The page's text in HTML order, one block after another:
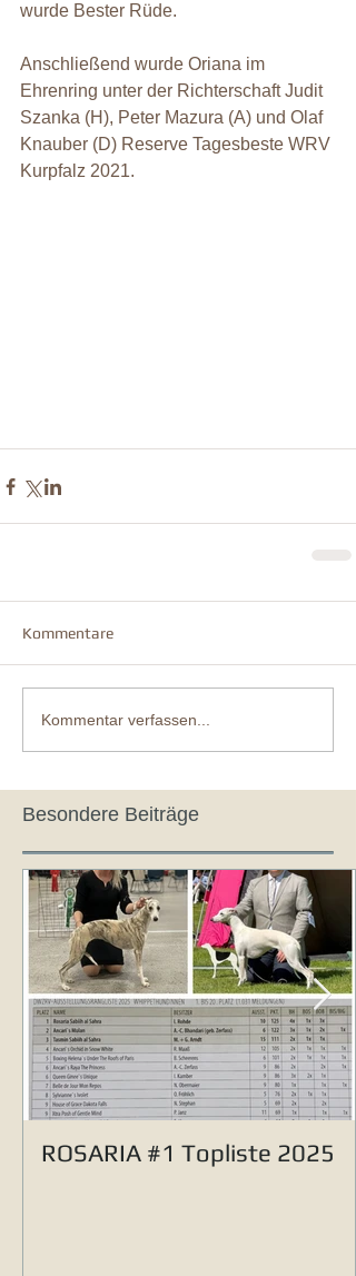
wurde Bester Rüde.
Anschließend wurde Oriana im
Ehrenring unter der Richterschaft Judit
Szanka (H), Peter Mazura (A) und Olaf
Knauber (D) Reserve Tagesbeste WRV
Kurpfalz 2021.
Kommentare
Kommentar verfassen...
Besondere Beiträge
ROSARIA #1 Topliste 2025